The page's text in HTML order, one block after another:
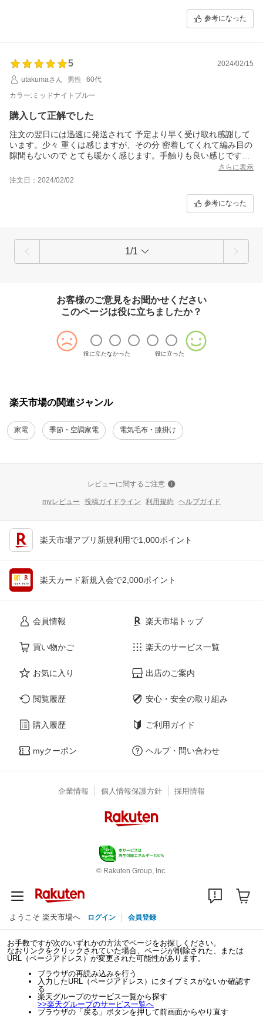
参考になった
5
2024/02/15
utakumaさん
男性
60代
カラー:ミッドナイトブルー
購入して正解でした
注文の翌日には迅速に発送されて 予定より早く受け取れ感謝して
います。少々 重くは感じますが、その分 密着してくれて編み目の
隙間もないので とても暖かく感じます。手触りも良い感じです。
同社のホットテーブルマットと併用してエアコンの使用が大きく
減りました。これがとても暖かい。当初はもう一種の大判サイズ
らも追加購入するかもですｗ いずれにしても購入して正解でし
さらに表示
注文日：2024/02/02
参考になった
1/1
お客様のご意見をお聞かせください
このページは役に立ちましたか？
役に立たなかった 役に立った
楽天市場の関連ジャンル
家電 季節・空調家電 電気毛布・膝掛け
レビューに関するご注意
myレビュー 投稿ガイドライン 利用規約 ヘルプガイド
楽天市場アプリ新規利用で1,000ポイント
楽天カード新規入会で2,000ポイント
会員情報
買い物かご
お気に入り
閲覧履歴
購入履歴
myクーポン
楽天市場トップ
楽天のサービス一覧
出店のご案内
安心・安全の取り組み
ご利用ガイド
ヘルプ・問い合わせ
企業情報 個人情報保護方針 採用情報
© Rakuten Group, Inc.
ようこそ 楽天市場へ ログイン 会員登録
お手数ですが次のいずれかの方法でページをお探しください。
なおリンクをクリックされていた場合、ページが削除された、または
URL（ページアドレス）が変更された可能性があります。
ブラウザの再読み込みを行う
入力したURL（ページアドレス）にタイプミスがないか確認す
る
楽天グループのサービス一覧から探す
>>楽天グループのサービス一覧へ
ブラウザの「戻る」ボタンを押して前画面からやり直す